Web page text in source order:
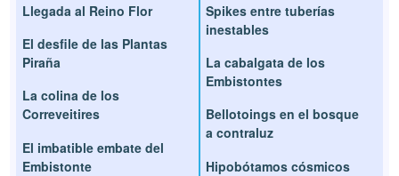
Llegada al Reino Flor
El desfile de las Plantas
Piraña
La colina de los
Correveitires
El imbatible embate del
Embistonte
Spikes entre tuberías
inestables
La cabalgata de los
Embistontes
Bellotoings en el bosque
a contraluz
Hipobótamos cósmicos